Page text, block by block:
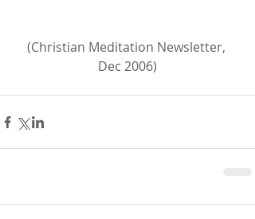
(Christian Meditation Newsletter,
Dec 2006)